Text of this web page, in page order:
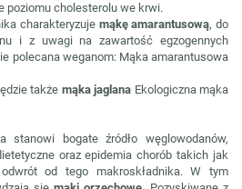
poziomu cholesterolu we krwi.
charakteryzuje mąkę amarantusową, do
i z uwagi na zawartość egzogennych
polecana weganom: Mąka amarantusowa
także mąka jaglana Ekologiczna mąka
stanowi bogate źródło węglowodanów,
oraz epidemia chorób takich jak
od tego makroskładnika. W tym